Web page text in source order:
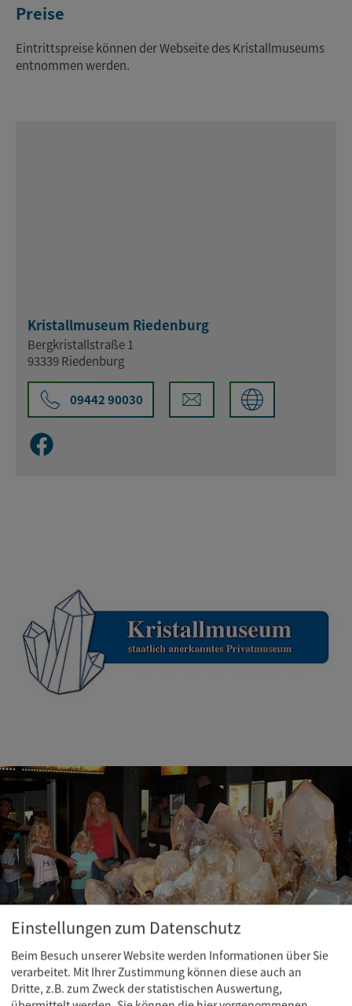
Preise
Eintrittspreise können der Webseite des Kristallmuseums
entnommen werden.
Kristallmuseum Riedenburg
Bergkristallstraße 1
93339 Riedenburg
09442 90030
Einstellungen zum Datenschutz
Beim Besuch unserer Website werden Informationen über Sie
verarbeitet. Mit Ihrer Zustimmung können diese auch an
Dritte, z.B. zum Zweck der statistischen Auswertung,